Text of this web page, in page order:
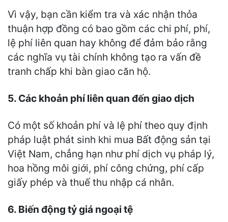
Vì vậy, bạn cần kiểm tra và xác nhận thỏa
thuận hợp đồng có bao gồm các chi phí, phí,
lệ phí liên quan hay không để đảm bảo rằng
các nghĩa vụ tài chính không tạo ra vấn đề
tranh chấp khi bàn giao căn hộ.
5. Các khoản phí liên quan đến giao dịch
Có một số khoản phí và lệ phí theo quy định
pháp luật phát sinh khi mua Bất động sản tại
Việt Nam, chẳng hạn như phí dịch vụ pháp lý,
hoa hồng môi giới, phí công chứng, phí cấp
giấy phép và thuế thu nhập cá nhân.
6. Biến động tỷ giá ngoại tệ